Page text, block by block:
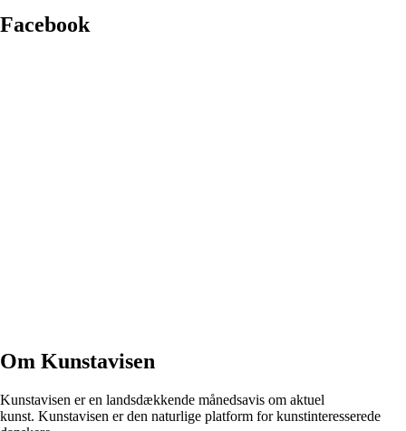
Facebook
Om Kunstavisen
Kunstavisen er en landsdækkende månedsavis om aktuel
kunst. Kunstavisen er den naturlige platform for kunstinteresserede